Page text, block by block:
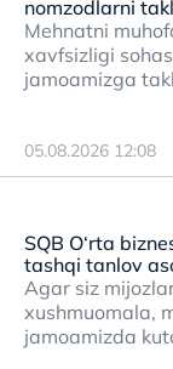
nomzodlarni
Mehnatni
xavfsizligi
jamoamizga
05.08.2026 12:08
SQB O‘rta
tashqi tanlov
Agar siz
xushmuomala,
jamoamizda